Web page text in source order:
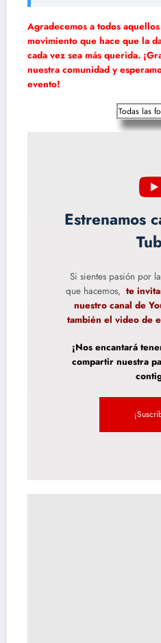
Agradecemos a todos
movimiento que hace que la
cada vez sea más querida.
nuestra comunidad y
evento!
Todas las
Estrenamos
Si sientes pasión por
que hacemos, te
nuestro canal de
también el video de
¡Nos encantará
compartir nuestra